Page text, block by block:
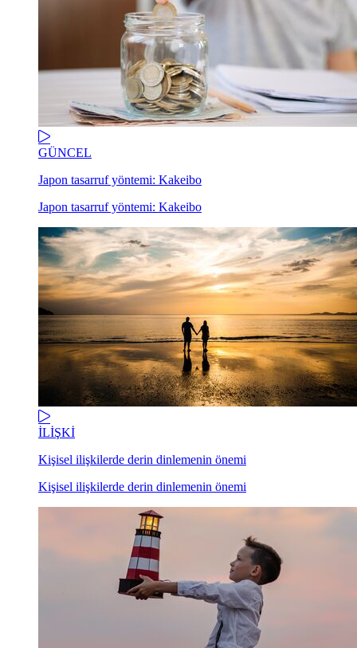
GÜNCEL
Japon tasarruf yöntemi: Kakeibo
Japon tasarruf yöntemi: Kakeibo
İLİŞKİ
Kişisel ilişkilerde derin dinlemenin önemi
Kişisel ilişkilerde derin dinlemenin önemi